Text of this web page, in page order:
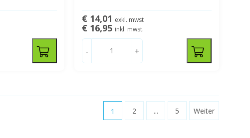
€ 14,01 exkl. mwst
€ 16,95 inkl. mwst.
- +
1 2 ... 5 Weiter